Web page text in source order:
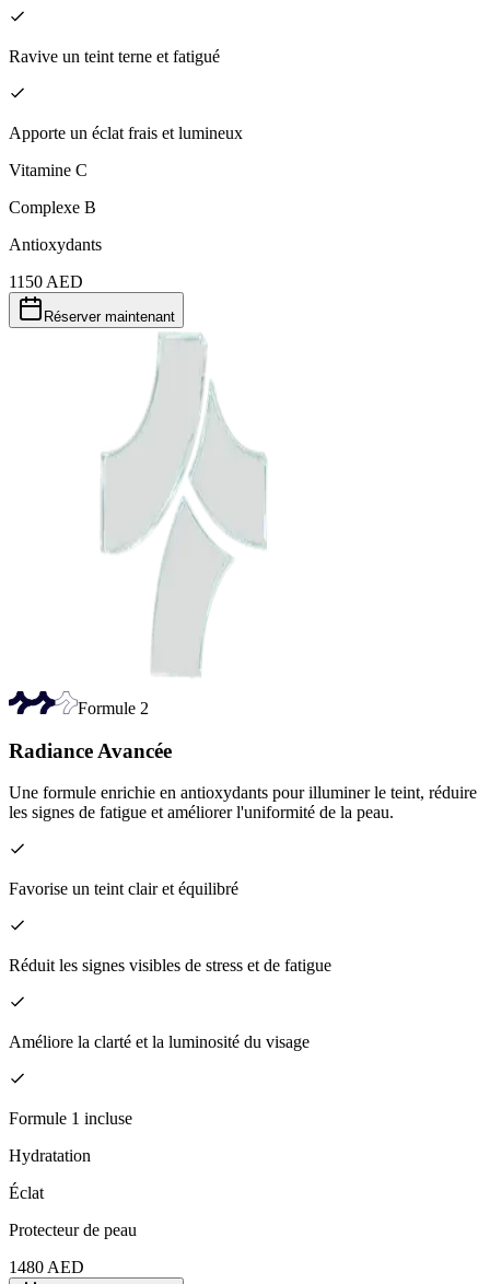
Ravive un teint terne et fatigué
Apporte un éclat frais et lumineux
Vitamine C
Complexe B
Antioxydants
1150 AED
Réserver maintenant
Formule 2
Radiance Avancée
Une formule enrichie en antioxydants pour illuminer le teint, réduire
les signes de fatigue et améliorer l'uniformité de la peau.
Favorise un teint clair et équilibré
Réduit les signes visibles de stress et de fatigue
Améliore la clarté et la luminosité du visage
Formule 1 incluse
Hydratation
Éclat
Protecteur de peau
1480 AED